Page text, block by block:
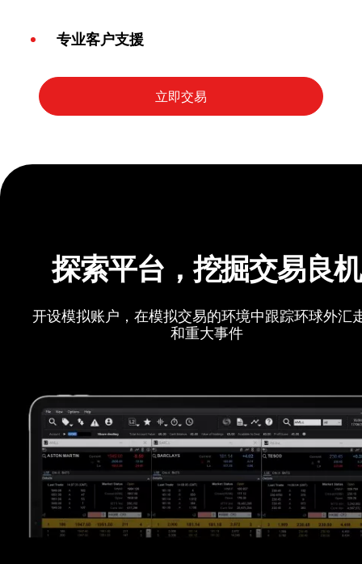
专业客户支援
探索平台，挖掘交易良机
开设模拟账户，在模拟交易的环境中跟踪环球外汇
和重大事件